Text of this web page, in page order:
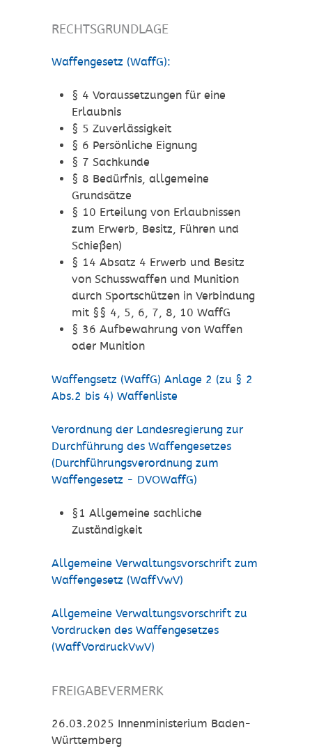
RECHTSGRUNDLAGE
Waffengesetz (WaffG):
§ 4 Voraussetzungen für eine
Erlaubnis
§ 5 Zuverlässigkeit
§ 6 Persönliche Eignung
§ 7 Sachkunde
§ 8 Bedürfnis, allgemeine
Grundsätze
§ 10 Erteilung von Erlaubnissen
zum Erwerb, Besitz, Führen und
Schießen)
§ 14 Absatz 4 Erwerb und Besitz
von Schusswaffen und Munition
durch Sportschützen in Verbindung
mit §§ 4, 5, 6, 7, 8, 10 WaffG
§ 36 Aufbewahrung von Waffen
oder Munition
Waffengsetz (WaffG) Anlage 2 (zu § 2
Abs.2 bis 4) Waffenliste
Verordnung der Landesregierung zur
Durchführung des Waffengesetzes
(Durchführungsverordnung zum
Waffengesetz - DVOWaffG)
§1 Allgemeine sachliche
Zuständigkeit
Allgemeine Verwaltungsvorschrift zum
Waffengesetz (WaffVwV)
Allgemeine Verwaltungsvorschrift zu
Vordrucken des Waffengesetzes
(WaffVordruckVwV)
FREIGABEVERMERK
26.03.2025 Innenministerium Baden-
Württemberg